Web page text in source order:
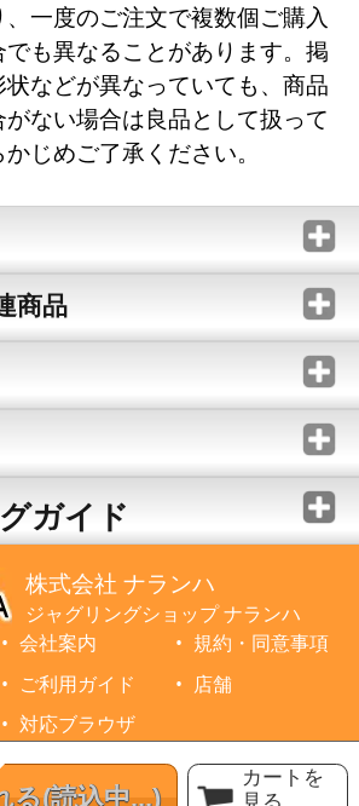
る(読込中...)
カートを
、一度のご注文で複数個ご購入
も異なることがあります。掲
などが異なっていても、商品
がない場合は良品として扱って
じめご了承ください。
商品
ガイド
株式会社 ナランハ
ジャグリングショップ ナランハ
会社案内
規約・同意事項
ご利用ガイド
店舗
対応ブラウザ
Inc. All Rights Reserved.